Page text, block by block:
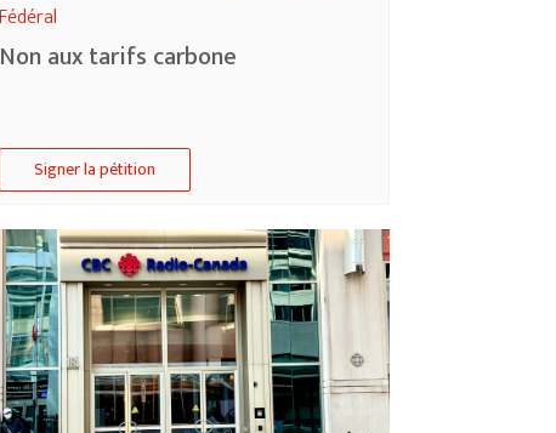
Fédéral
Non aux tarifs carbone
Signer la pétition